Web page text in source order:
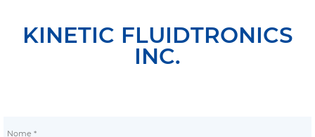
KINETIC FLUIDTRONICS
INC.